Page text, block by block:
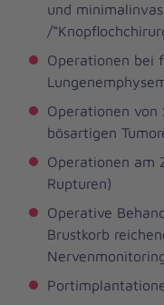
und
/
Operationen bei
Operationen von
bösartigen
Operationen am
Rupturen)
Operative
Brustkorb